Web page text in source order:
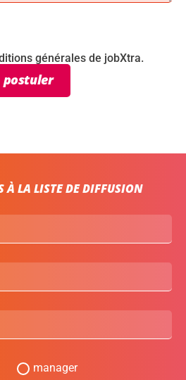
générales de jobXtra.
postuler
À LA LISTE DE DIFFUSION
manager